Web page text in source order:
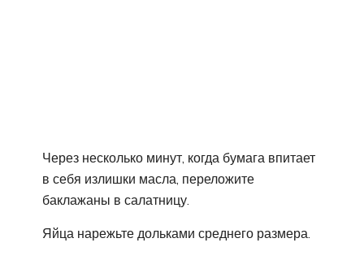
Через несколько минут, когда бумага впитает
в себя излишки масла, переложите
баклажаны в салатницу.
Яйца нарежьте дольками среднего размера.